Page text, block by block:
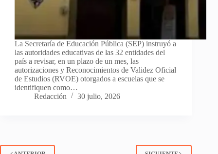
La Secretaría de Educación Pública (SEP) instruyó a
las autoridades educativas de las 32 entidades del
país a revisar, en un plazo de un mes, las
autorizaciones y Reconocimientos de Validez Oficial
de Estudios (RVOE) otorgados a escuelas que se
identifiquen como…
Redacción
30 julio, 2026